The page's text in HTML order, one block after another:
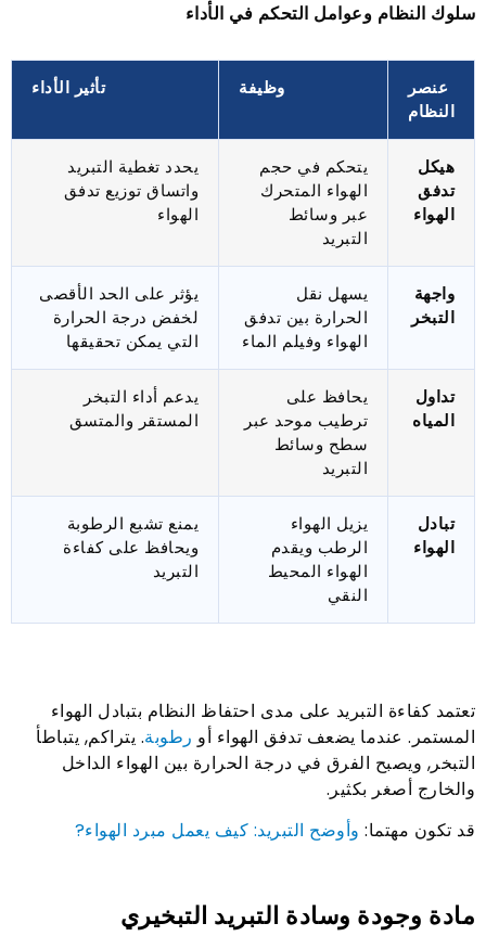
سلوك النظام وعوامل التحكم في الأداء
عنصر
النظام
وظيفة تأثير الأداء
هيكل
تدفق
الهواء
يتحكم في حجم
الهواء المتحرك
عبر وسائط
التبريد
يحدد تغطية التبريد
واتساق توزيع تدفق
الهواء
واجهة
التبخر
يسهل نقل
الحرارة بين تدفق
الهواء وفيلم الماء
يؤثر على الحد الأقصى
لخفض درجة الحرارة
التي يمكن تحقيقها
تداول
المياه
يحافظ على
ترطيب موحد عبر
سطح وسائط
التبريد
يدعم أداء التبخر
المستقر والمتسق
تبادل
الهواء
يزيل الهواء
الرطب ويقدم
الهواء المحيط
النقي
يمنع تشبع الرطوبة
ويحافظ على كفاءة
التبريد
تعتمد كفاءة التبريد على مدى احتفاظ النظام بتبادل الهواء
المستمر. عندما يضعف تدفق الهواء أو رطوبة. يتراكم, يتباطأ
التبخر, ويصبح الفرق في درجة الحرارة بين الهواء الداخل
والخارج أصغر بكثير.
قد تكون مهتما: وأوضح التبريد: كيف يعمل مبرد الهواء?
مادة وجودة وسادة التبريد التبخيري